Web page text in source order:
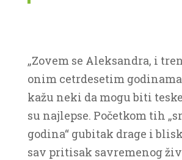
„Zovem se Aleksandra, i
onim cetrdesetim godinama
kažu neki da mogu biti
su najlepse. Početkom tih
godina“ gubitak drage i
sav pritisak savremenog